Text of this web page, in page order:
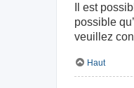
Il est
possible
veuillez
Haut